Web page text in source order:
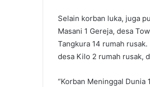
Selain korban luka, juga
Masani 1 Gereja, desa
Tangkura 14 rumah
desa Kilo 2 rumah rusak,
“Korban Meninggal Dunia